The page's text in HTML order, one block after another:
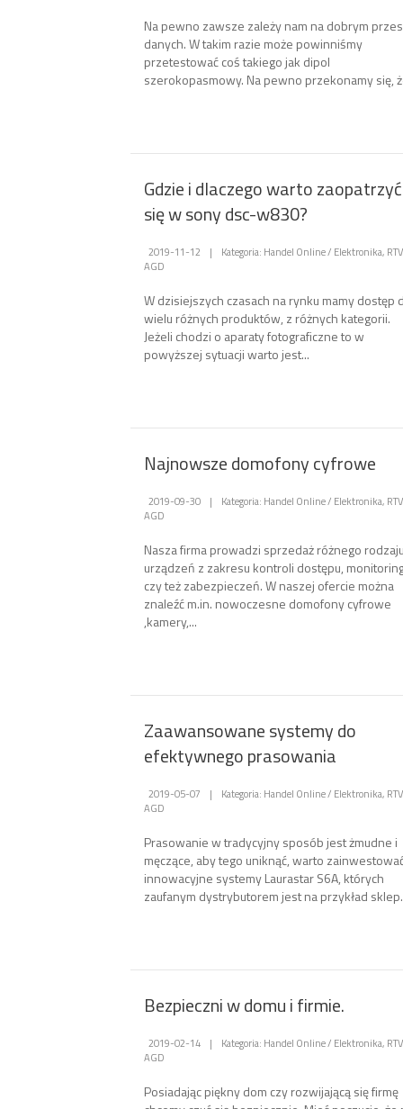
Na pewno zawsze zależy nam na dobrym
danych. W takim razie może powinniśmy
przetestować coś takiego jak dipol
szerokopasmowy. Na pewno przekonamy się,
Gdzie i dlaczego warto zaopatrzyć
się w sony dsc-w830?
2019-11-12 |
Kategoria: Handel Online / Elektronika,
AGD
W dzisiejszych czasach na rynku mamy dostęp
wielu różnych produktów, z różnych kategorii.
Jeżeli chodzi o aparaty fotograficzne to w
powyższej sytuacji warto jest...
Najnowsze domofony cyfrowe
2019-09-30 |
Kategoria: Handel Online / Elektronika,
AGD
Nasza firma prowadzi sprzedaż różnego
urządzeń z zakresu kontroli dostępu,
czy też zabezpieczeń. W naszej ofercie można
znaleźć m.in. nowoczesne domofony cyfrowe
,kamery,...
Zaawansowane systemy do
efektywnego prasowania
2019-05-07 |
Kategoria: Handel Online / Elektronika,
AGD
Prasowanie w tradycyjny sposób jest żmudne i
męczące, aby tego uniknąć, warto
innowacyjne systemy Laurastar S6A, których
zaufanym dystrybutorem jest na przykład
Bezpieczni w domu i firmie.
2019-02-14 |
Kategoria: Handel Online / Elektronika,
AGD
Posiadając piękny dom czy rozwijającą się firmę